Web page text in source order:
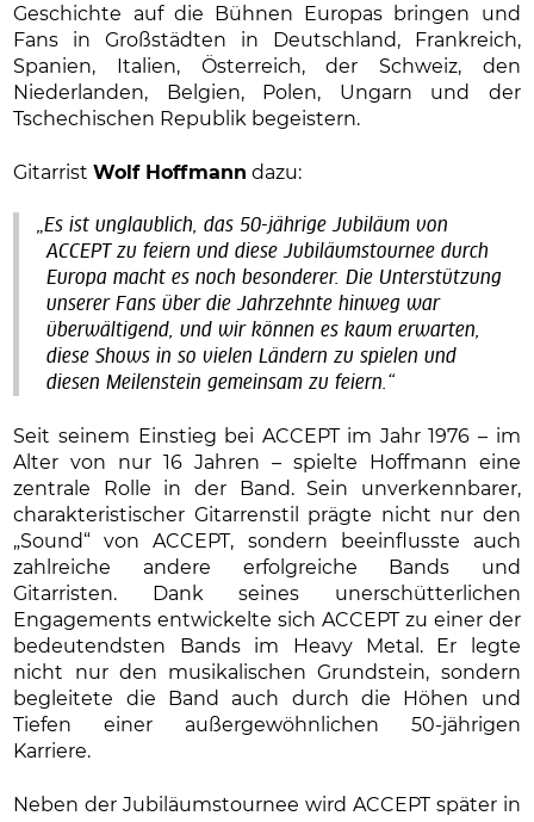
Geschichte auf die Bühnen Europas bringen und
Fans in Großstädten in Deutschland, Frankreich,
Spanien, Italien, Österreich, der Schweiz, den
Niederlanden, Belgien, Polen, Ungarn und der
Tschechischen Republik begeistern.
GitarristWolf Hoffmann dazu:
„Es ist unglaublich, das 50-jährige Jubiläum von
ACCEPT zu feiern und diese Jubiläumstournee durch
Europa macht es noch besonderer. Die Unterstützung
unserer Fans über die Jahrzehnte hinweg war
überwältigend, und wir können es kaum erwarten,
diese Shows in so vielen Ländern zu spielen und
diesen Meilenstein gemeinsam zu feiern.“
Seit seinem Einstieg bei ACCEPT im Jahr 1976 – im
Alter von nur 16 Jahren – spielte Hoffmann eine
zentrale Rolle in der Band. Sein unverkennbarer,
charakteristischer Gitarrenstil prägte nicht nur den
„Sound“ von ACCEPT, sondern beeinflusste auch
zahlreiche andere erfolgreiche Bands und
Gitarristen. Dank seines unerschütterlichen
Engagements entwickelte sich ACCEPT zu einer der
bedeutendsten Bands im Heavy Metal. Er legte
nicht nur den musikalischen Grundstein, sondern
begleitete die Band auch durch die Höhen und
Tiefen einer außergewöhnlichen 50-jährigen
Karriere.
Neben der Jubiläumstournee wird ACCEPT später in